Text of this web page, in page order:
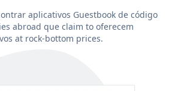
aplicativos Guestbook de código
abroad que claim to oferecem
at rock-bottom prices.